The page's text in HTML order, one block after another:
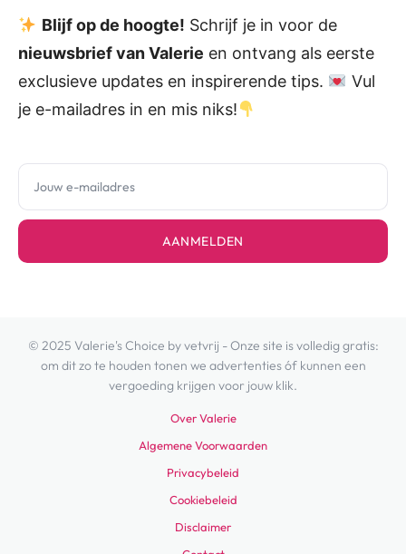
Blijf op de hoogte! Schrijf je in voor de
nieuwsbrief van Valerie en ontvang als eerste
exclusieve updates en inspirerende tips.
Vul
je e-mailadres in en mis niks!
AANMELDEN
© 2025 Valerie's Choice by vetvrij - Onze site is volledig gratis:
om dit zo te houden tonen we advertenties óf kunnen een
vergoeding krijgen voor jouw klik.
Over Valerie
Algemene Voorwaarden
Privacybeleid
Cookiebeleid
Disclaimer